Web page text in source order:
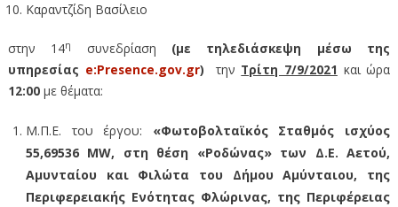
Καραντζίδη Βασίλειο
στην 14η συνεδρίαση (με τηλεδιάσκεψη
μέσω της
υπηρεσίας e:Presence.gov.gr) την Τρίτη 7/9/2021 και ώρα
12:00με θέματα:
Μ.Π.Ε. του έργου: «Φωτοβολταϊκός Σταθμός ισχύος
55,69536 MW, στη θέση «Ροδώνας» των Δ.Ε. Αετού,
Αμυνταίου και Φιλώτα του Δήμου Αμύνταιου, της
Περιφερειακής Ενότητας Φλώρινας, της Περιφέρειας